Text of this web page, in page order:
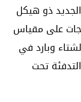
ذو هيكل
يمكنه مقاومة زلزال بقوة 8 درجات على مقياس
وبارد في
تحت